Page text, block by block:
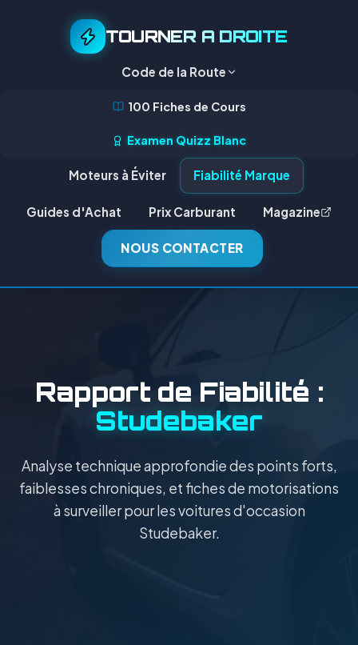
TOURNER A DROITE
Code de la Route
100 Fiches de Cours
Examen Quizz Blanc
Moteurs à Éviter Fiabilité Marque
Guides d'Achat Prix Carburant Magazine
NOUS CONTACTER
Rapport de Fiabilité :
Studebaker
Analyse technique approfondie des points forts,
faiblesses chroniques, et fiches de motorisations
à surveiller pour les voitures d'occasion
Studebaker.